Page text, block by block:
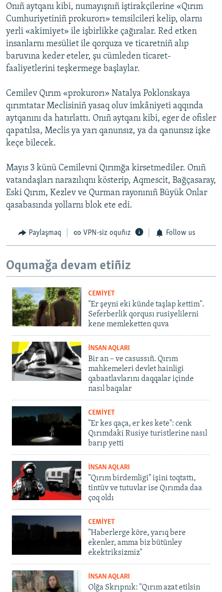
Onıñ aytqanı kibi, numayışnıñ iştirakçilerine «Qırım
Cumhuriyetiniñ prokurorı» temsilcileri kelip, olarnı
yerli «akimiyet» ile işbirlikke çağıralar. Red etken
insanlarnı mesüliet ile qorquza ve ticaretniñ alıp
baruvına keder eteler, şu cümleden ticaret-
faaliyetlerini teşkermege başlaylar.
Cemilev Qırım «prokurorı» Natalya Poklonskaya
qırımtatar Meclisiniñ yasaq oluv imkâniyeti aqqında
aytqanını da hatırlattı. Onıñ aytqanı kibi, eger de ofisler
qapatılsa, Meclis ya yarı qanunsız, ya da qanunsız işke
keçe bilecek.
Mayıs 3 künü Cemilevni Qırımğa kirsetmediler. Onıñ
vatandaşları narazılıqnı kösterip, Aqmescit, Bağçasaray,
Eski Qırım, Kezlev ve Qurman rayonınıñ Büyük Onlar
qasabasında yollarnı blok ete edi.
Paylaşmaq VPN-siz oquñız Follow us
Oqumağa devam etiñiz
CEMİYET
"Er şeyni eki künde taşlap kettim".
Seferberlik qorqusı rusiyelilerni
kene memleketten quva
İNSAN AQLARI
Bir an – ve casussıñ. Qırım
mahkemeleri devlet hainligi
qabaatlavlarını daqqalar içinde
nasıl baqalar
CEMİYET
"Er kes qaça, er kes kete": cenk
Qırımdaki Rusiye turistlerine nasıl
barıp yetti
İNSAN AQLARI
"Qırım birdemligi" işini toqtattı,
tintüv ve tutuvlar ise Qırımda daa
çoq oldı
CEMİYET
"Haberlerge köre, yarıq bere
ekenler, amma biz bütünley
ekektriksizmiz"
İNSAN AQLARI
Olğa Skrıpnık: "Qırım azat etilsin